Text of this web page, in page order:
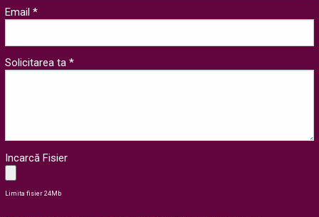
Email *
Solicitarea ta *
Incarcă Fisier
Limita fisier 24Mb